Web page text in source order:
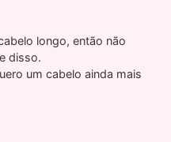
longo, então não
disso.
um cabelo ainda mais